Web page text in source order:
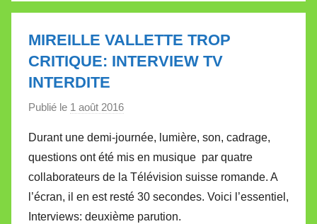
l
t
MIREILLE VALLETTE TROP
CRITIQUE: INTERVIEW TV
INTERDITE
Publié le 1 août 2016
r
M
i
r
e
Durant une demi-journée, lumière, son, cadrage,
questions ont été mis en musique par quatre
collaborateurs de la Télévision suisse romande. A
l’écran, il en est resté 30 secondes. Voici l’essentiel,
Interviews: deuxième parution.